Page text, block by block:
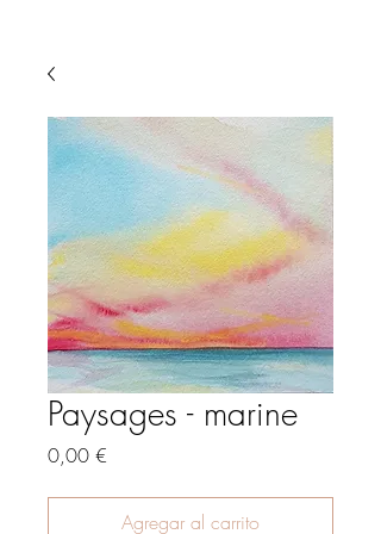
Paysages - marine
0,00 €
Agregar al carrito